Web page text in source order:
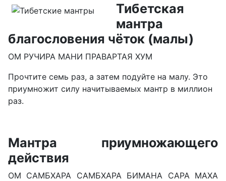
Тибетская
мантра
благословения чёток (малы)
ОМ РУЧИРА МАНИ ПРАВАРТАЯ ХУМ
Прочтите семь раз, а затем подуйте на малу. Это
приумножит силу начитываемых мантр в миллион
раз.
Мантра приумножающего
действия
ОМ САМБХАРА САМБХАРА БИМАНА САРА МАХА